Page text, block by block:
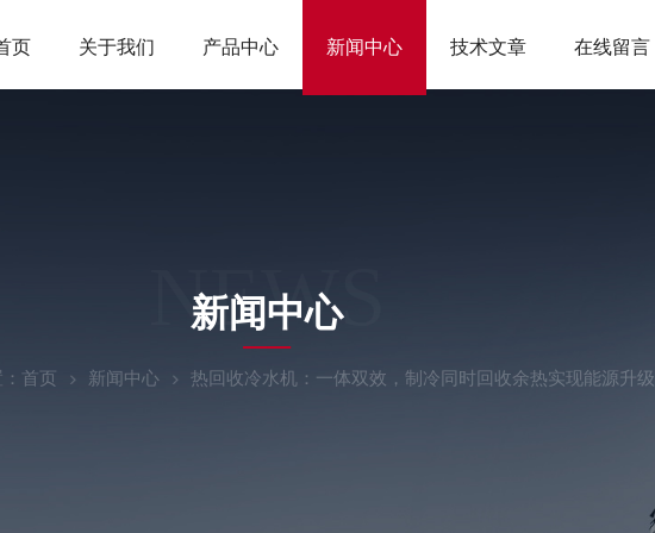
页 关于我们 产品中心 新闻中心 技术文章 在线留言
NEWS
新闻中心
首页 新闻中心 热回收冷水机：一体双效，制冷同时回收余热实现能源升级